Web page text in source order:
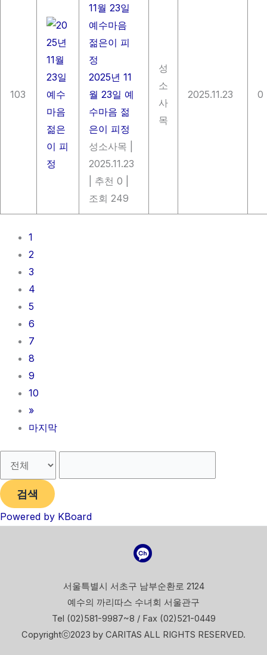
103
2025년 11
월 23일 예
수마음 젊
은이 피정
성소사목
2025.11.23
추천 0
조회 249
성
소
사
목
2025.11.23 0
1
2
3
4
5
6
7
8
9
10
»
마지막
검색
Powered by KBoard
서울특별시 서초구 남부순환로 2124
예수의 까리따스 수녀회 서울관구
Tel (02)581-9987~8 / Fax (02)521-0449
Copyrightⓒ2023 by CARITAS ALL RIGHTS RESERVED.